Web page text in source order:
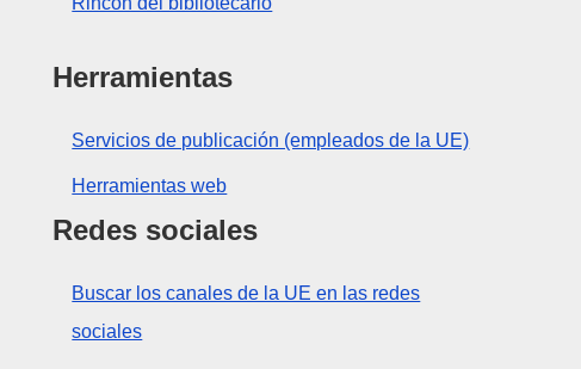
Herramientas
Servicios de publicación (empleados de la UE)
Herramientas web
Redes sociales
Buscar los canales de la UE en las redes
sociales